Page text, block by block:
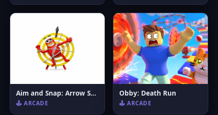
Aim and Snap: Arrow Srike
🕹️ ARCADE
Obby: Death Run
🕹️ ARCADE